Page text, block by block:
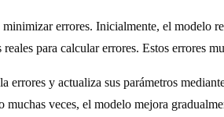
errores. Inicialmente, el modelo
para calcular errores. Estos errores
y actualiza sus parámetros
veces, el modelo mejora